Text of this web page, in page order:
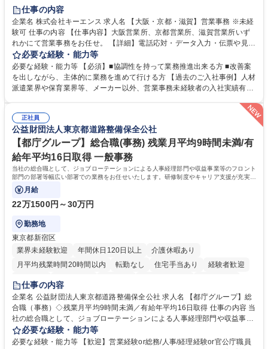
土日祝休み
仕事の内容
企業名 株式会社キーエンス 求人名 【大阪・京都・滋賀】営業事務 ※未経
験可 仕事の内容 【仕事内容】大阪営業所、京都営業所、滋賀営業所いず
れかにて営業事務をお任せ。 【詳細】電話応対・データ入力・伝票や見積
の作成・カタログ送付・来客対応・営業所内で発生する事務業務や業務改
善をお任せ。 【教育制度】ご入社後、育成担当とペアになりながらOJTに
て業務を覚えていただくことが可能です。業務システムがきちんと構築さ
れているため、スムーズに仕事に慣れることができる環境です。また、
常に改善を目指す風土のため、安心して業務に取り組んでいただけます。
募集職種 【大阪・京都・滋賀】営業事務 ※未経験可
必要な経験・能力等
必要な経験・能力等 【必須】■協調性を持って業務推進出来る方 ■改善案
を出しながら、主体的に業務を進めて行ける方 【過去のご入社事例】人材
派遣業界や保育業界等、メーカー以外、営業事務未経験者の入社実績有
により、キーエンスの付加価値向上に貢献します。ベースの定型業務に加
えて、お客様や社員の状況に合わせ、能動的なサポート、改善の動きも期
待され。組織を支えるスペシャリストとして、チームに貢献し、結果的に
社員から頼られる存在になることができます。平均19:30の退勤以降の業
務の持ち帰りも禁止されており、メリハリのある働き方となります。 学
歴・資格 学歴：大学院 大学 高専 短大 語学力： 資格：
正社員
公益財団法人東京都道路整備保全公社
【都庁グループ】総合職(事務) 残業月平均9時間未満/有
給年平均16日取得 一般事務
当社の総合職として、ジョブローテーションによる人事経理部門や収益事業等のフロント
部門の部署等幅広い部署での業務をお任せいたします。研修制度やキャリア支援が充実し
ております！ ※下記業務詳細
月給
22万1500円～30万円
勤務地
東京都新宿区
業界未経験歓迎
年間休日120日以上
介護休暇あり
月平均残業時間20時間以内
転勤なし 住宅手当あり
経験者歓迎
研修あり
退職金あり
駅近5分以内
資格取得手当あり 食事補助あり
仕事の内容
企業名 公益財団法人東京都道路整備保全公社 求人名 【都庁グループ】総
合職（事務）◇残業月平均9時間未満／有給年平均16日取得 仕事の内容 当
社の総合職として、ジョブローテーションによる人事経理部門や収益事業
等のフロント部門の部署等幅広い部署での業務をお任せいたします。研修
制度やキャリア支援が充実しております！ ※下記業務詳細 【業務詳細】■
必要な経験・能力等
必要な経験・能力等 【歓迎】営業経験or総務/人事/経理経験or官公庁職員